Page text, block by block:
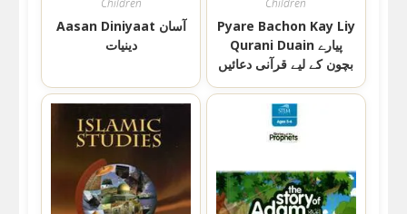
Aasan Diniyaat آسان
دینیات
Pyare Bachon Kay Liy
Qurani Duain پیارے
بچون کے لیے قرآنی دعائیں